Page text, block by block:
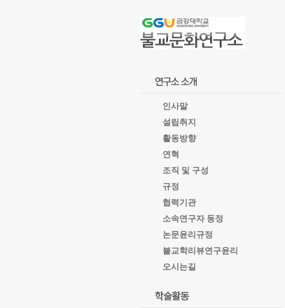
인사말
설립취지
활동방향
연혁
조직 및 구성
규정
협력기관
소속연구자 동정
논문윤리규정
불교학리뷰연구윤리
오시는길